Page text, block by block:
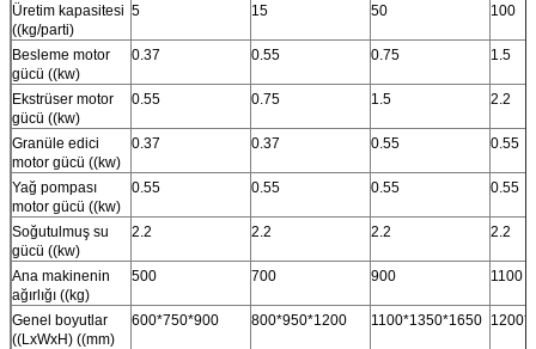
Üretim kapasitesi
((kg/parti)
5 15 50 100
Besleme motor
gücü ((kw)
0.37 0.55 0.75 1.5
Ekstrüser motor
gücü ((kw)
0.55 0.75 1.5 2.2
Granüle edici
motor gücü ((kw)
0.37 0.37 0.55 0.55
Yağ pompası
motor gücü ((kw)
0.55 0.55 0.55 0.55
Soğutulmuş su
gücü ((kw)
2.2 2.2 2.2 2.2
Ana makinenin
ağırlığı ((kg)
500 700 900 1100
Genel boyutlar
((LxWxH) ((mm)
600*750*900 800*950*1200 1100*1350*1650